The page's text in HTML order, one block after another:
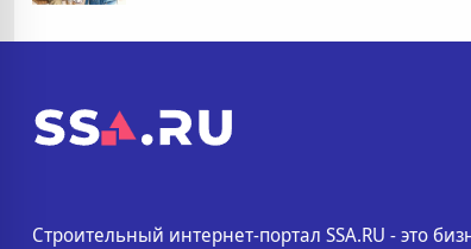
Строительный интернет-портал SSA.RU - это